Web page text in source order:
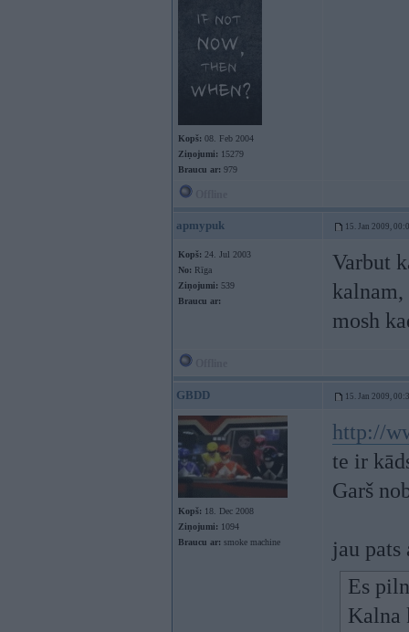
Kopš: 08. Feb 2004
Ziņojumi: 15279
Braucu ar: 979
apmypuk 15. Jan 2009,
Kopš: 24. Jul 2003
No: Rīga
Ziņojumi: 539
Braucu ar:
Varbut
mosh
GBDD 15. Jan 2009,
Kopš: 18. Dec 2008
Ziņojumi: 1094
Braucu ar: smoke machine
http://
te ir
Garš
jau pats
Es
Kalna